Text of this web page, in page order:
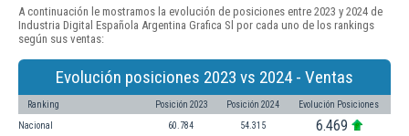
A continuación le mostramos la evolución de posiciones entre 2023 y 2024 de
Industria Digital Española Argentina Grafica Sl por cada uno de los rankings
según sus ventas:
Evolución posiciones 2023 vs 2024 - Ventas
Ranking Posición 2023 Posición 2024 Evolución Posiciones
Nacional 60.784 54.315 6.469